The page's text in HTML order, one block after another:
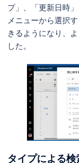
プ」、「更新日時
メニューから選択
きるようになり、
した。
タイプによる検